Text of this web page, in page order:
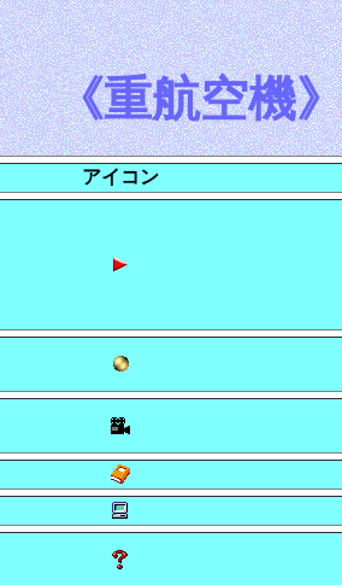
《重航空機
アイコン